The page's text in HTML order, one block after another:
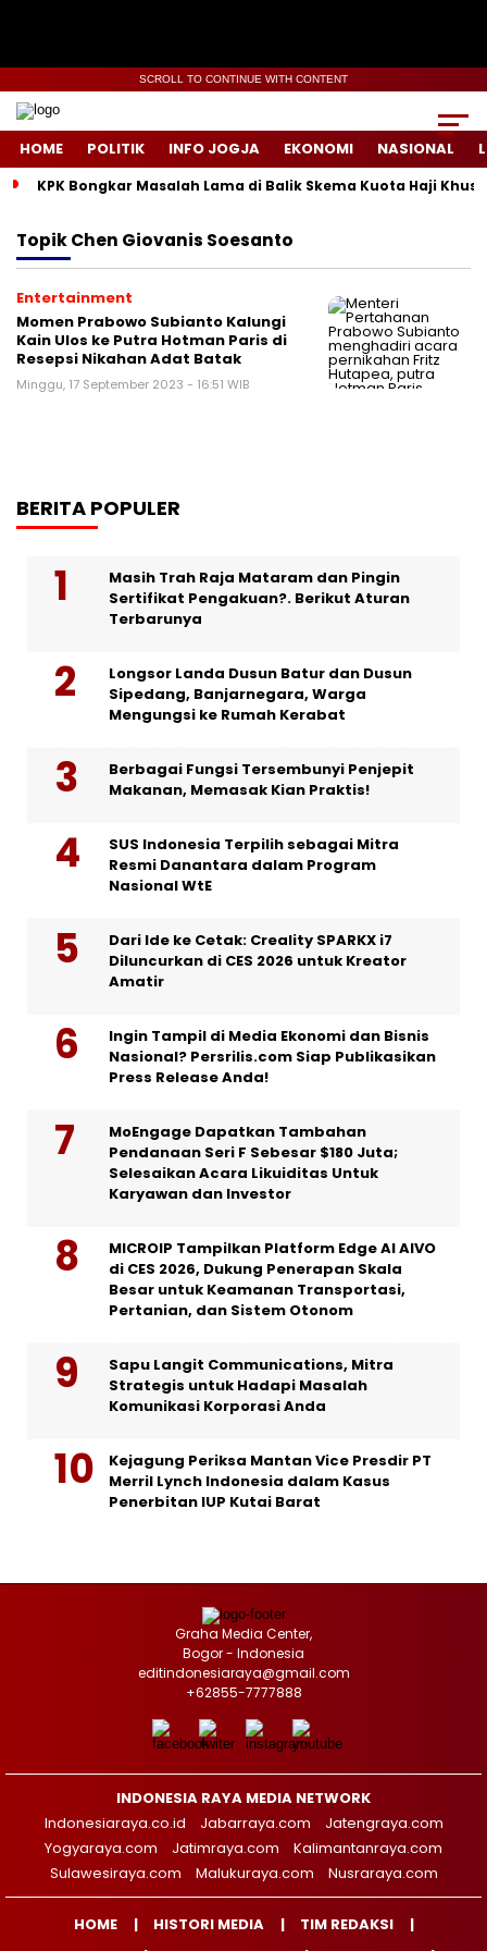
SCROLL TO CONTINUE WITH CONTENT
HOME POLITIK INFO JOGJA EKONOMI NASIONAL
KPK Bongkar Masalah Lama di Balik Skema Kuota Haji
TopikChen Giovanis Soesanto
Entertainment
Momen Prabowo Subianto Kalungi
Kain Ulos ke Putra Hotman Paris di
Resepsi Nikahan Adat Batak
Minggu, 17 September 2023 - 16:51 WIB
BERITA POPULER
Masih Trah Raja Mataram dan Pingin
Sertifikat Pengakuan?. Berikut Aturan
Terbarunya
Longsor Landa Dusun Batur dan Dusun
Sipedang, Banjarnegara, Warga
Mengungsi ke Rumah Kerabat
Berbagai Fungsi Tersembunyi Penjepit
Makanan, Memasak Kian Praktis!
SUS Indonesia Terpilih sebagai Mitra
Resmi Danantara dalam Program
Nasional WtE
Dari Ide ke Cetak: Creality SPARKX i7
Diluncurkan di CES 2026 untuk Kreator
Amatir
Ingin Tampil di Media Ekonomi dan Bisnis
Nasional? Persrilis.com Siap Publikasikan
Press Release Anda!
MoEngage Dapatkan Tambahan
Pendanaan Seri F Sebesar $180 Juta;
Selesaikan Acara Likuiditas Untuk
Karyawan dan Investor
MICROIP Tampilkan Platform Edge AI AIVO
di CES 2026, Dukung Penerapan Skala
Besar untuk Keamanan Transportasi,
Pertanian, dan Sistem Otonom
Sapu Langit Communications, Mitra
Strategis untuk Hadapi Masalah
Komunikasi Korporasi Anda
Kejagung Periksa Mantan Vice Presdir PT
Merril Lynch Indonesia dalam Kasus
Penerbitan IUP Kutai Barat
Graha Media Center,
Bogor - Indonesia
editindonesiaraya@gmail.com
+62855-7777888
INDONESIA RAYA MEDIA NETWORK
Indonesiaraya.co.id
Jabarraya.com
Jatengraya.com
Yogyaraya.com
Jatimraya.com
Kalimantanraya.com
Sulawesiraya.com
Malukuraya.com Nusraraya.com
HOME HISTORI MEDIA
TIM REDAKSI